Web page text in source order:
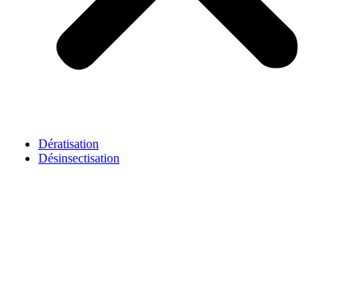
Dératisation
Désinsectisation